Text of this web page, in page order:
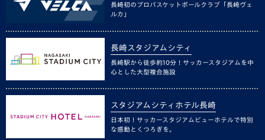
長崎初のプロバスケットボールクラブ「長崎ヴェ
ルカ」
長崎スタジアムシティ
長崎駅から徒歩約10分！サッカースタジアムを中
心とした大型複合施設
スタジアムシティホテル長崎
日本初！サッカースタジアムビューホテルで特別
な感動とくつろぎを。